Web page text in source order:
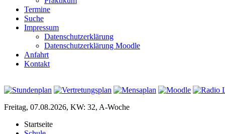
Termine
Suche
Impressum
Datenschutzerklärung
Datenschutzerklärung Moodle
Anfahrt
Kontakt
Freitag, 07.08.2026, KW: 32, A-Woche
Startseite